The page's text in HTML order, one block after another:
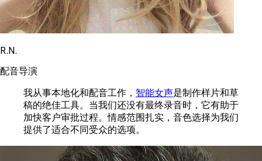
R.N.
配音导演
我从事本地化和配音工作， 智能女声是制作样片和草
稿的绝佳工具。当我们还没有最终录音时，它有助于
加快客户审批过程。情感范围扎实，音色选择为我们
提供了适合不同受众的选项。